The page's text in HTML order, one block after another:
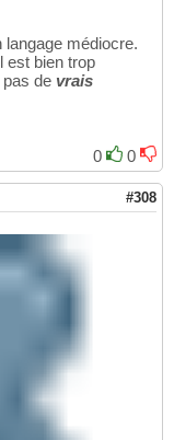
langage médiocre.
est bien trop
de vrais
0
0
#308